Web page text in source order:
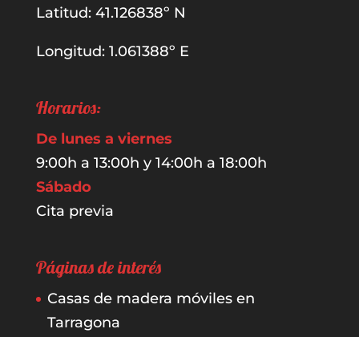
Latitud: 41.126838º N
Longitud: 1.061388º E
Horarios:
De lunes a viernes
9:00h a 13:00h y 14:00h a 18:00h
Sábado
Cita previa
Páginas de interés
Casas de madera móviles en
Tarragona